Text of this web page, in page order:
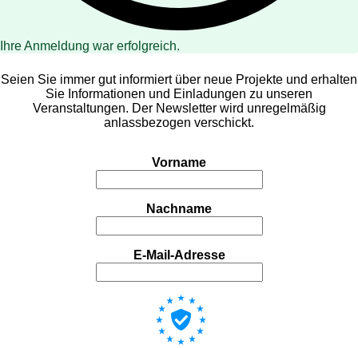
Ihre Anmeldung war erfolgreich.
Seien Sie immer gut informiert über neue Projekte und erhalten
Sie Informationen und Einladungen zu unseren
Veranstaltungen. Der Newsletter wird unregelmäßig
anlassbezogen verschickt.
Vorname
Nachname
E-Mail-Adresse